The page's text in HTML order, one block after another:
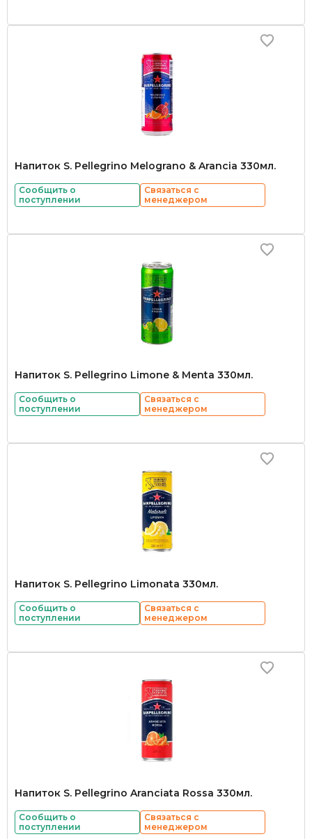
Напиток S. Pellegrino Melograno & Arancia 330мл.
Сообщить о
поступлении
Связаться с
менеджером
Напиток S. Pellegrino Limone & Menta 330мл.
Сообщить о
поступлении
Связаться с
менеджером
Напиток S. Pellegrino Limonata 330мл.
Сообщить о
поступлении
Связаться с
менеджером
Напиток S. Pellegrino Aranciata Rossa 330мл.
Сообщить о
поступлении
Связаться с
менеджером